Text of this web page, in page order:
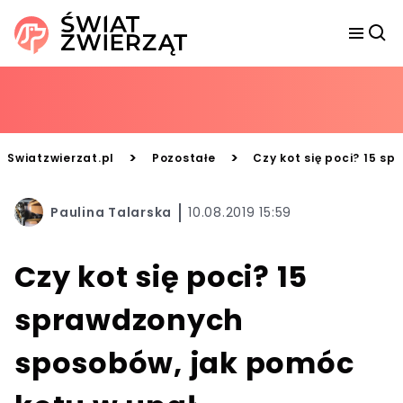
Swiatzwierzat.pl > Pozostałe > Czy kot się poci? 15
Paulina Talarska 10.08.2019 15:59
Czy kot się poci? 15
sprawdzonych
sposobów, jak pomóc